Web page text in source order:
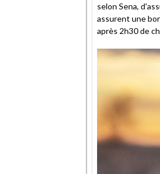
selon Sena,
assurent une
après 2h30 de